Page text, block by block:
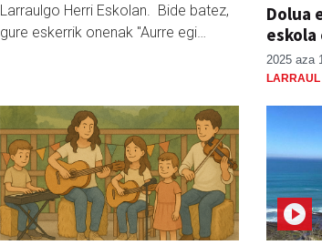
Larraulgo Herri Eskolan. Bide batez,
gure eskerrik onenak "Aurre egi…
Dolua
2025 aza
LARRAUL